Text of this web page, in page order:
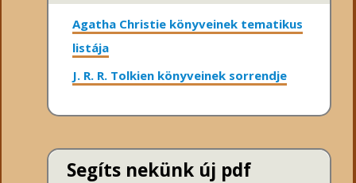
Agatha Christie könyveinek tematikus
listája
J. R. R. Tolkien könyveinek sorrendje
Segíts nekünk új pdf